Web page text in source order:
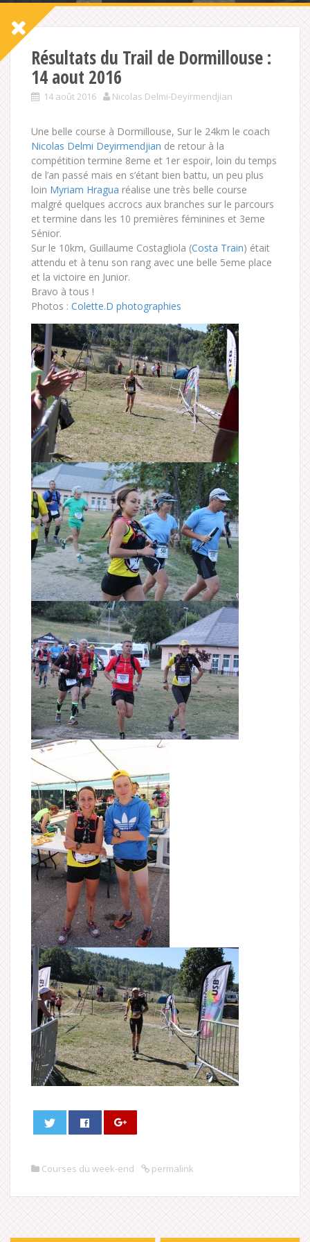
Résultats du Trail de Dormillouse :
14 aout 2016
14 août 2016 Nicolas Delmi-Deyirmendjian
Une belle course à Dormillouse, Sur le 24km le coach
Nicolas Delmi Deyirmendjian de retour à la
compétition termine 8eme et 1er espoir, loin du temps
de l’an passé mais en s’étant bien battu, un peu plus
loin Myriam Hragua réalise une très belle course
malgré quelques accrocs aux branches sur le parcours
et termine dans les 10 premières féminines et 3eme
Sénior.
Sur le 10km, Guillaume Costagliola (Costa Train) était
attendu et à tenu son rang avec une belle 5eme place
et la victoire en Junior.
Bravo à tous !
Photos : Colette.D photographies
Courses du week-end permalink